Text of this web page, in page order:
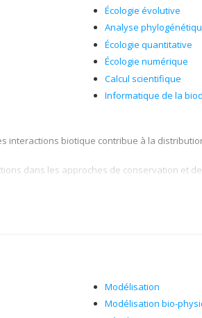
Écologie évolutive
Analyse
Écologie quantitative
Écologie numérique
Calcul scientifique
Informatique de la
interactions biotique contribue à la
dans les approches de conservation et
pour développer des méthodes
que les observations empiriques sont
Modélisation
Modélisation bio-